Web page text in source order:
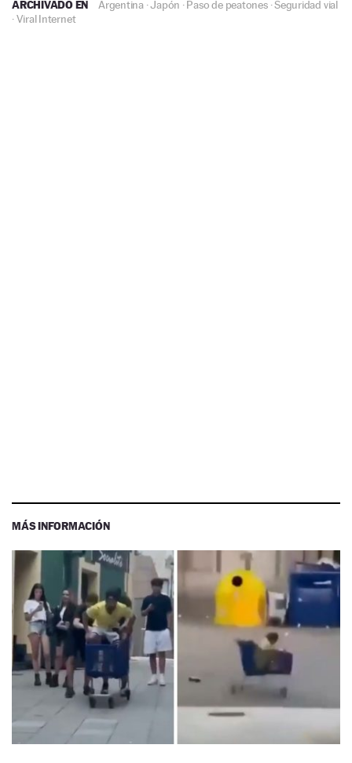
ARCHIVADO EN Argentina·Japón ·Paso de peatones·Seguridad vial
·Viral Internet
MÁS INFORMACIÓN